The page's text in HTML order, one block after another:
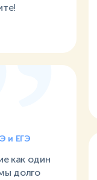
и ЕГЭ
как один
долго